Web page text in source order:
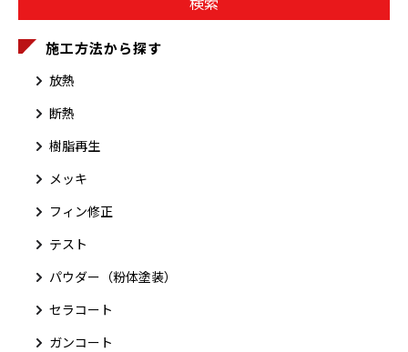
施工方法から探す
放熱
断熱
樹脂再生
メッキ
フィン修正
テスト
パウダー（粉体塗装）
セラコート
ガンコート